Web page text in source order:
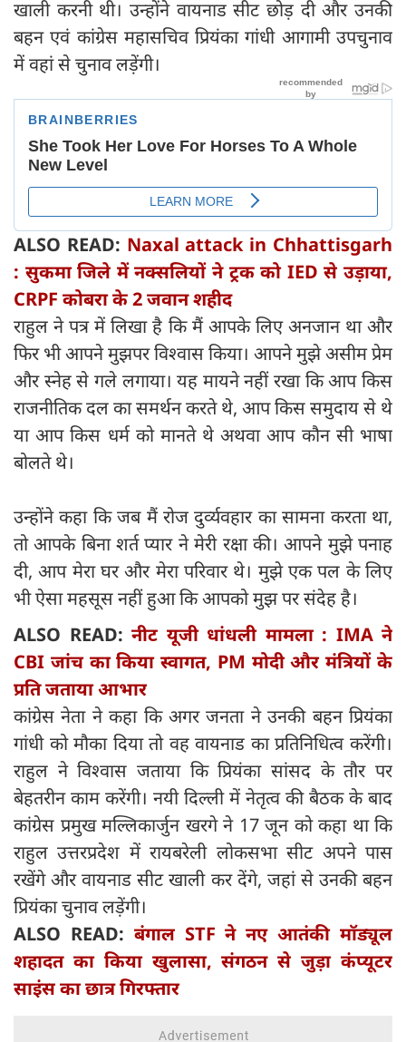
खाली करनी थी। उन्होंने वायनाड सीट छोड़ दी और उनकी
बहन एवं कांग्रेस महासचिव प्रियंका गांधी आगामी उपचुनाव
में वहां से चुनाव लड़ेंगी।
ALSO READ: Naxal attack in Chhattisgarh
: सुकमा जिले में नक्सलियों ने ट्रक को IED से उड़ाया,
CRPF कोबरा के 2 जवान शहीद
राहुल ने पत्र में लिखा है कि मैं आपके लिए अनजान था और
फिर भी आपने मुझपर विश्वास किया। आपने मुझे असीम प्रेम
और स्नेह से गले लगाया। यह मायने नहीं रखा कि आप किस
राजनीतिक दल का समर्थन करते थे, आप किस समुदाय से थे
या आप किस धर्म को मानते थे अथवा आप कौन सी भाषा
बोलते थे।
उन्होंने कहा कि जब मैं रोज दुर्व्यवहार का सामना करता था,
तो आपके बिना शर्त प्यार ने मेरी रक्षा की। आपने मुझे पनाह
दी, आप मेरा घर और मेरा परिवार थे। मुझे एक पल के लिए
भी ऐसा महसूस नहीं हुआ कि आपको मुझ पर संदेह है।
ALSO READ: नीट यूजी धांधली मामला : IMA ने
CBI जांच का किया स्वागत, PM मोदी और मंत्रियों के
प्रति जताया आभार
कांग्रेस नेता ने कहा कि अगर जनता ने उनकी बहन प्रियंका
गांधी को मौका दिया तो वह वायनाड का प्रतिनिधित्व करेंगी।
राहुल ने विश्वास जताया कि प्रियंका सांसद के तौर पर
बेहतरीन काम करेंगी। नयी दिल्ली में नेतृत्व की बैठक के बाद
कांग्रेस प्रमुख मल्लिकार्जुन खरगे ने 17 जून को कहा था कि
राहुल उत्तरप्रदेश में रायबरेली लोकसभा सीट अपने पास
रखेंगे और वायनाड सीट खाली कर देंगे, जहां से उनकी बहन
प्रियंका चुनाव लड़ेंगी।
ALSO READ: बंगाल STF ने नए आतंकी मॉड्यूल
शहादत का किया खुलासा, संगठन से जुड़ा कंप्यूटर
साइंस का छात्र गिरफ्तार